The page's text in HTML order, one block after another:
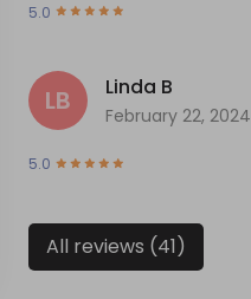
5.0
LB Linda B
February 22, 2024
5.0
All reviews (41)